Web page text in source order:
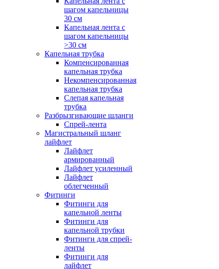
шагом капельницы
30 см
Капельная лента с
шагом капельницы
>30 см
Капельная трубка
Компенсированная
капельная трубка
Некомпенсированная
капельная трубка
Слепая капельная
трубка
Разбрызгивающие шланги
Спрей-лента
Магистральный шланг
лайфлет
Лайфлет
армированный
Лайфлет усиленный
Лайфлет
облегченный
Фитинги
Фитинги для
капельной ленты
Фитинги для
капельной трубки
Фитинги для спрей-
ленты
Фитинги для
лайфлет